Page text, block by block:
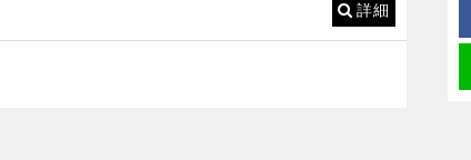
詳細